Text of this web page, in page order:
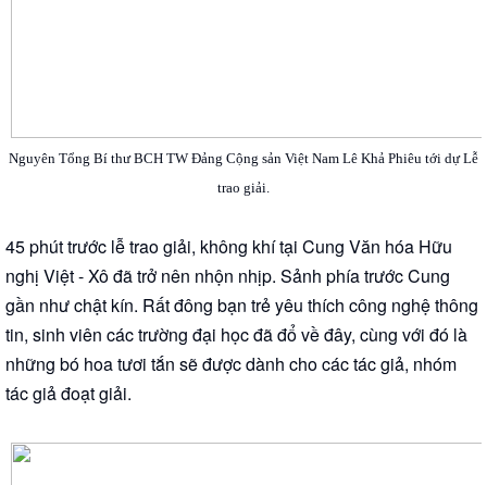
Nguyên Tổng Bí thư BCH TW Đảng Cộng sản Việt Nam Lê Khả Phiêu tới dự Lễ
trao giải.
45 phút trước lễ trao giải, không khí tại Cung Văn hóa Hữu
nghị Việt - Xô đã trở nên nhộn nhịp. Sảnh phía trước Cung
gần như chật kín. Rất đông bạn trẻ yêu thích công nghệ thông
tin, sinh viên các trường đại học đã đổ về đây, cùng với đó là
những bó hoa tươi tắn sẽ được dành cho các tác giả, nhóm
tác giả đoạt giải.